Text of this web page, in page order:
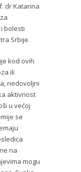
dr Katarina
bolesti
Srbije.
kod ovih
ili
nedovoljni
aktivnost
u većoj
se
na
mogu